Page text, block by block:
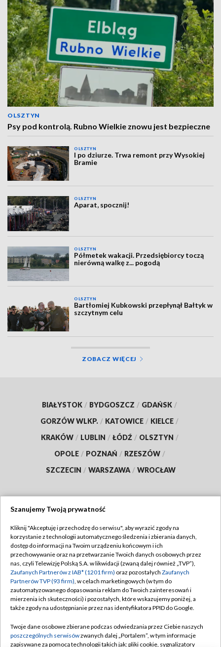
OLSZTYN
Psy pod kontrolą. Rubno Wielkie znowu jest bezpieczne
OLSZTYN
I po dziurze. Trwa remont przy Wysokiej
Bramie
OLSZTYN
Aparat, spocznij!
OLSZTYN
Półmetek wakacji. Przedsiębiorcy toczą
nierówną walkę z... pogodą
OLSZTYN
Bartłomiej Kubkowski przepłynął Bałtyk w
szczytnym celu
ZOBACZ WIĘCEJ
BIAŁYSTOK / BYDGOSZCZ / GDAŃSK /
GORZÓW WLKP. / KATOWICE / KIELCE /
KRAKÓW / LUBLIN / ŁÓDŹ / OLSZTYN /
OPOLE / POZNAŃ / RZESZÓW /
SZCZECIN / WARSZAWA / WROCŁAW
TVP
Abonament TVP
Emisja w TVP
Centrum informacji TVP
Naziemna Telewizja Cyfrowa
Rada Programowa
Regulamin TVP
Polityka prywatności
Moje zgody
Pomoc
Kontakt
Szanujemy Twoją prywatność
Kliknij "Akceptuję i przechodzę do serwisu", aby wyrazić zgody na
korzystanie z technologii automatycznego śledzenia i zbierania danych,
dostęp do informacji na Twoim urządzeniu końcowym i ich
przechowywanie oraz na przetwarzanie Twoich danych osobowych przez
nas, czyli Telewizję Polską S.A. w likwidacji (zwaną dalej również „TVP”),
Zaufanych Partnerów z IAB* (1201 firm) oraz pozostałych Zaufanych
Partnerów TVP (93 firm), w celach marketingowych (w tym do
zautomatyzowanego dopasowania reklam do Twoich zainteresowań i
mierzenia ich skuteczności) i pozostałych, które wskazujemy poniżej, a
także zgody na udostępnianie przez nas identyfikatora PPID do Google.
Twoje dane osobowe zbierane podczas odwiedzania przez Ciebie naszych
poszczególnych serwisówzwanych dalej „Portalem”, w tym informacje
zapisywane za pomocą technologii takich jak: pliki cookie, sygnalizatory